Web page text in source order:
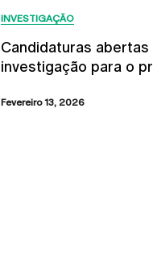
INVESTIGAÇÃO
Candidaturas
investigação para o
Fevereiro 13, 2026